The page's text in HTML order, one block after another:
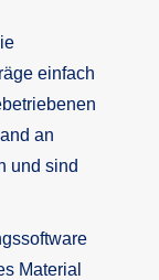
einfach
an
und sind
Material